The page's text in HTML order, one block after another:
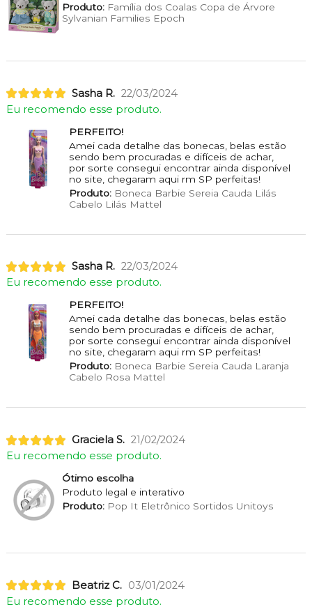
Produto:Família dos Coalas Copa de Árvore
Sylvanian Families Epoch
Sasha R. 22/03/2024
Eu recomendo esse produto.
PERFEITO!
Amei cada detalhe das bonecas, belas estão
sendo bem procuradas e difíceis de achar,
por sorte consegui encontrar ainda disponível
no site, chegaram aqui rm SP perfeitas!
Produto:Boneca Barbie Sereia Cauda Lilás
Cabelo Lilás Mattel
Sasha R. 22/03/2024
Eu recomendo esse produto.
PERFEITO!
Amei cada detalhe das bonecas, belas estão
sendo bem procuradas e difíceis de achar,
por sorte consegui encontrar ainda disponível
no site, chegaram aqui rm SP perfeitas!
Produto:Boneca Barbie Sereia Cauda Laranja
Cabelo Rosa Mattel
Graciela S. 21/02/2024
Eu recomendo esse produto.
Ótimo escolha
Produto legal e interativo
Produto:Pop It Eletrônico Sortidos Unitoys
Beatriz C. 03/01/2024
Eu recomendo esse produto.